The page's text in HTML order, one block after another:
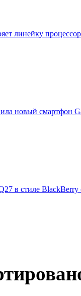
линейку
новый смартфон
в стиле BlackBerry